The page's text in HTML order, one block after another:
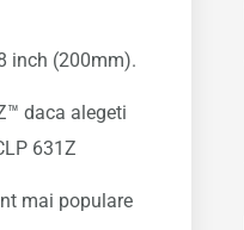
inch (200mm).
daca alegeti
631Z
mai populare